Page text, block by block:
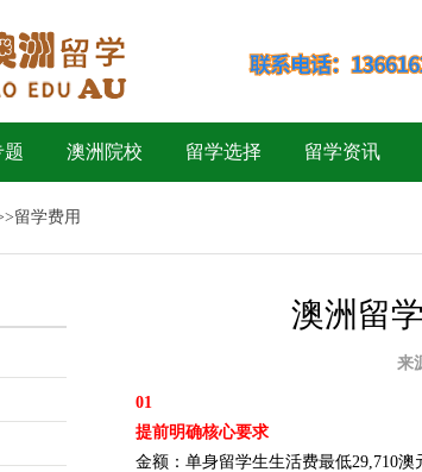
题 澳洲院校 留学选择 留学资讯
留学费用
澳洲留
来
01
提前明确核心要求
金额：单身留学生生活费最低29,710